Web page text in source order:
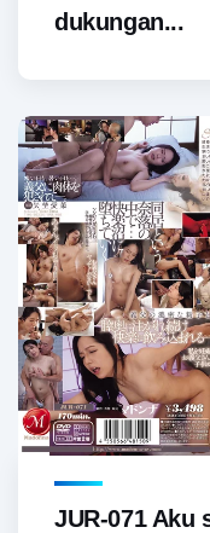
dukungan...
JUR-071 Aku